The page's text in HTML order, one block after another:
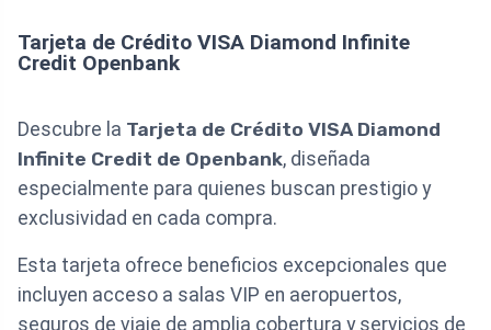
Tarjeta de Crédito VISA Diamond Infinite
Credit Openbank
Descubre la Tarjeta de Crédito VISA Diamond
Infinite Credit de Openbank, diseñada
especialmente para quienes buscan prestigio y
exclusividad en cada compra.
Esta tarjeta ofrece beneficios excepcionales que
incluyen acceso a salas VIP en aeropuertos,
seguros de viaje de amplia cobertura y servicios de